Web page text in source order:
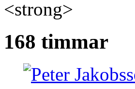
<strong>
168 timmar